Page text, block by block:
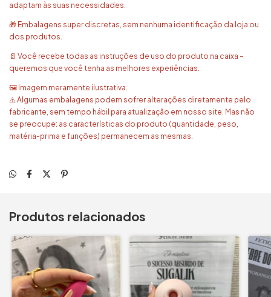
adaptam às suas necessidades.
🎁 Embalagens super discretas, sem nenhuma identificação da loja ou
dos produtos.
📄 Você recebe todas as instruções de uso do produto na caixa –
queremos que você tenha as melhores experiências.
🖼️ Imagem meramente ilustrativa.
⚠️ Algumas embalagens podem sofrer alterações diretamente pelo
fabricante, sem tempo hábil para atualização em nosso site. Mas não
se preocupe: as características do produto (quantidade, peso,
matéria-prima e funções) permanecem as mesmas.
Produtos relacionados